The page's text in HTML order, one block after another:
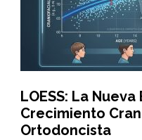
LOESS: La
Crecimiento
Ortodoncista